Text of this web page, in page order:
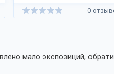
0
мало экспозиций,